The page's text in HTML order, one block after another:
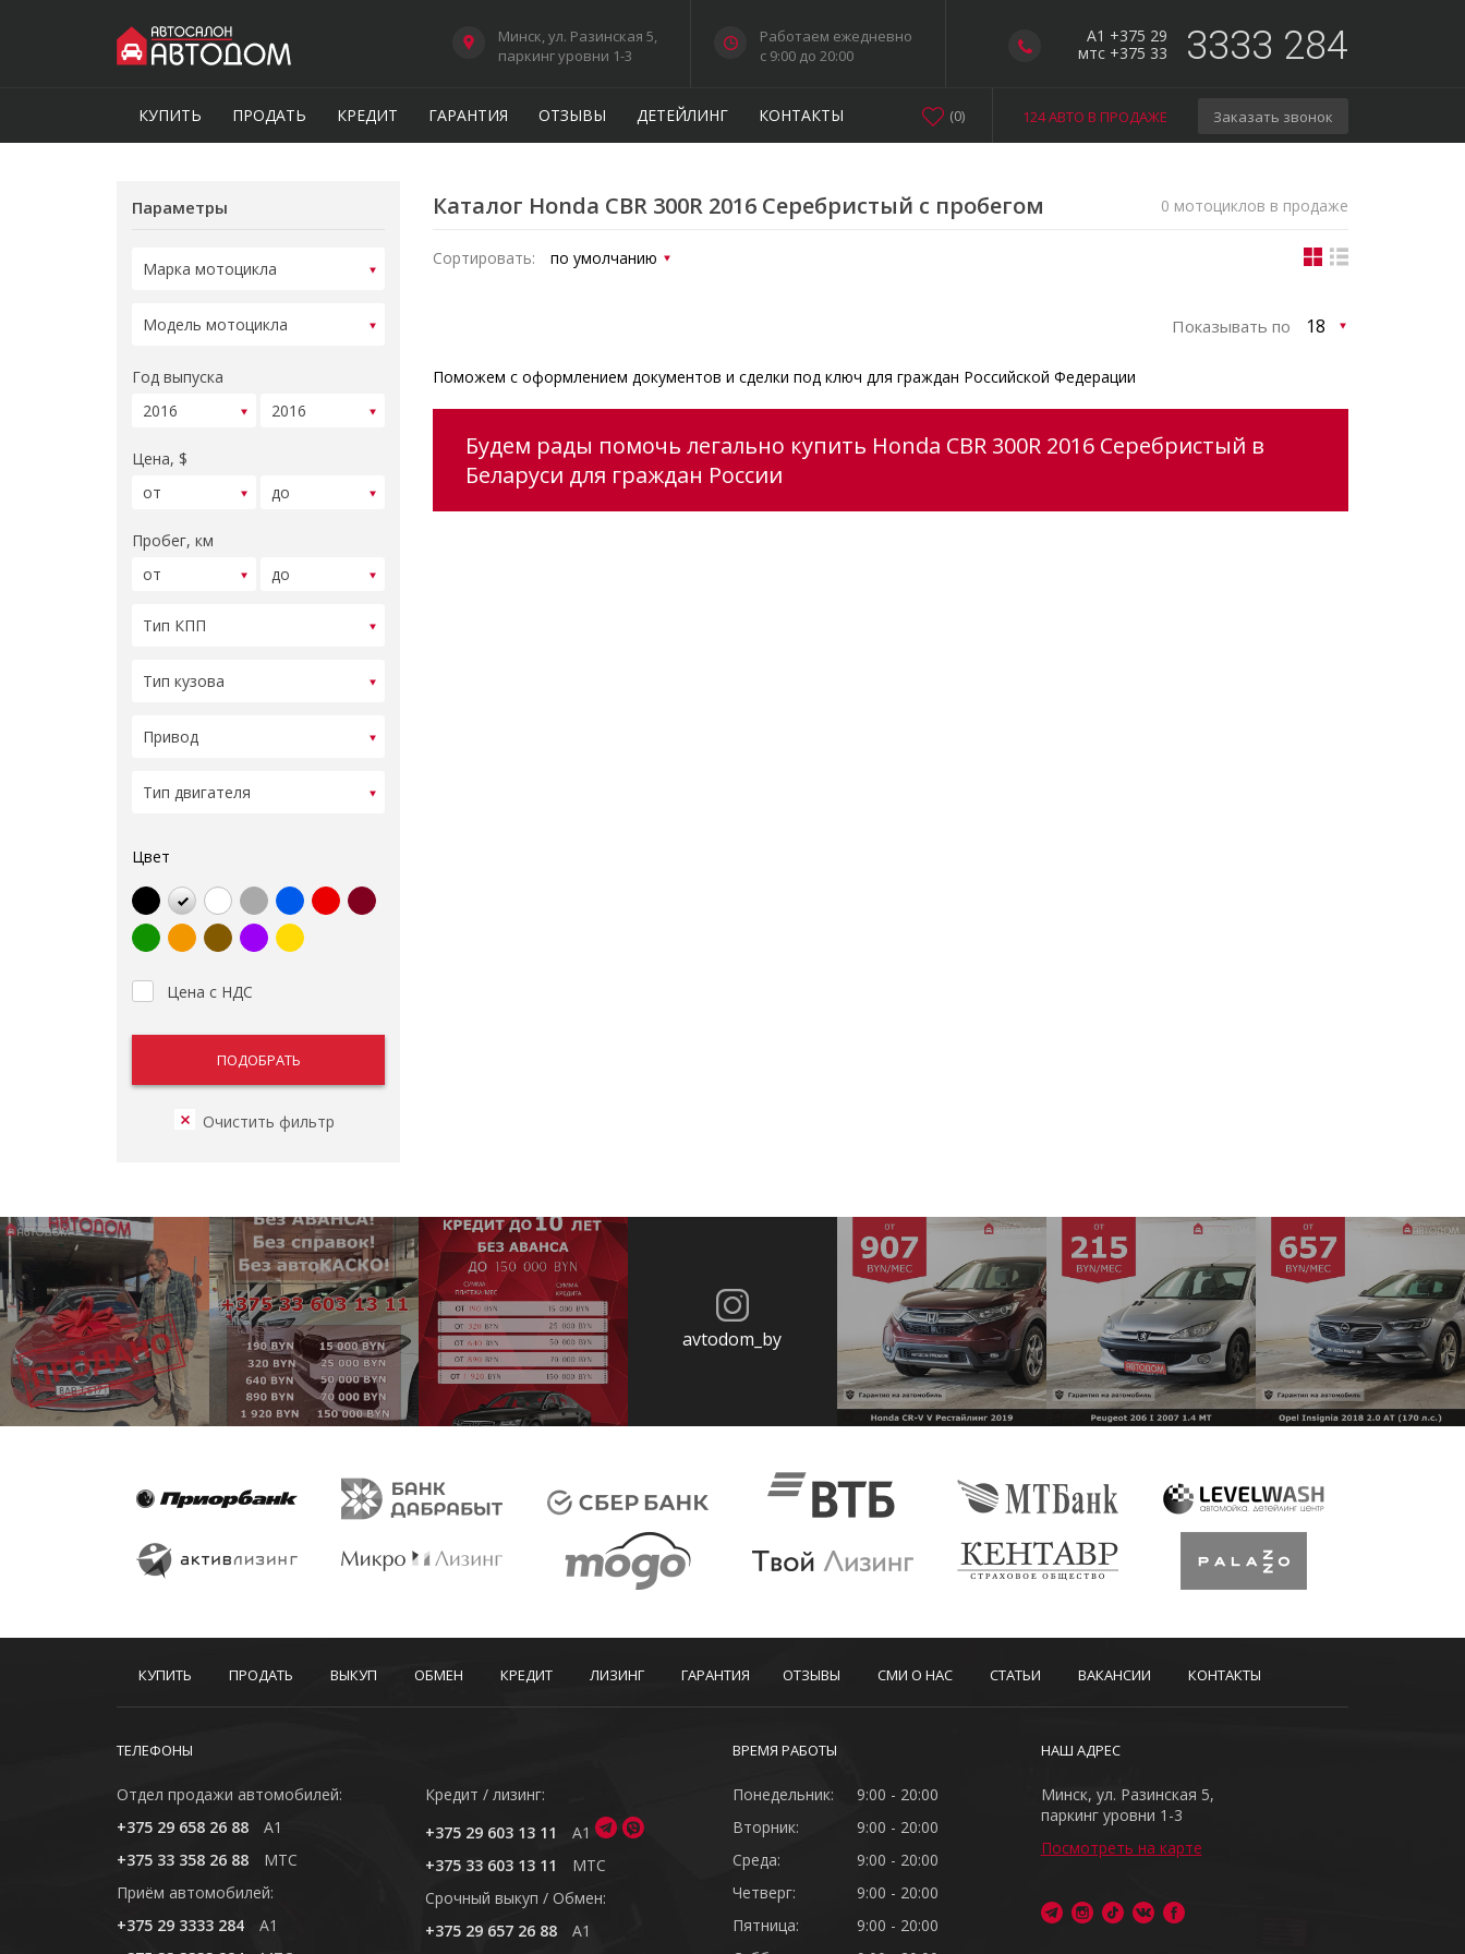
A1 +375 29
мтс +375 33
3333 284
Минск, ул. Разинская 5,
паркинг уровни 1-3
Работаем ежедневно
c 9:00 до 20:00
КУПИТЬ ПРОДАТЬ КРЕДИТ ГАРАНТИЯ ОТЗЫВЫ ДЕТЕЙЛИНГ КОНТАКТЫ 124 АВТО В ПРОДАЖЕ Заказать звонок
(0)
Параметры
Год выпуска
Цена, $
Пробег, км
Цвет
Цена с НДС
Каталог Honda CBR 300R 2016 Серебристый с пробегом 0 мотоциклов в продаже
Сортировать:
Показывать по
Поможем с оформлением документов и сделки под ключ для граждан Российской Федерации
Будем рады помочь легально купить Honda CBR 300R 2016 Серебристый в
Беларуси для граждан России
avtodom_by
КУПИТЬ ПРОДАТЬ ВЫКУП ОБМЕН КРЕДИТ ЛИЗИНГ ГАРАНТИЯ ОТЗЫВЫ СМИ О НАС СТАТЬИ ВАКАНСИИ КОНТАКТЫ
ТЕЛЕФОНЫ
Отдел продажи автомобилей:
+375 29 658 26 88
A1
+375 33 358 26 88
MTC
Приём автомобилей:
+375 29 3333 284
A1
Кредит / лизинг:
+375 29 603 13 11
A1
+375 33 603 13 11
MTC
Cрочный выкуп / Обмен:
+375 29 657 26 88
A1
ВРЕМЯ РАБОТЫ
Понедельник:
9:00 - 20:00
Вторник:
9:00 - 20:00
Среда:
9:00 - 20:00
Четверг:
9:00 - 20:00
Пятница:
9:00 - 20:00
НАШ АДРЕС
Минск, ул. Разинская 5,
паркинг уровни 1-3
Посмотреть на карте